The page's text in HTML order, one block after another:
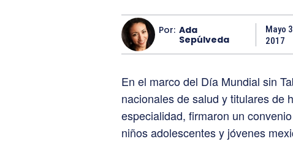
Por: Ada
Sepúlveda
Mayo
2017
En el marco del Día Mundial sin
nacionales de salud y titulares de
especialidad, firmaron un
niños adolescentes y jóvenes